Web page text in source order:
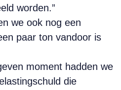
worden.”
we ook nog een
paar ton vandoor is
moment hadden we
die